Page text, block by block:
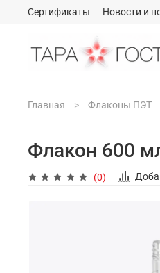
Сертификаты Новости и
Главная Флаконы ПЭТ
Флакон 600
(0)